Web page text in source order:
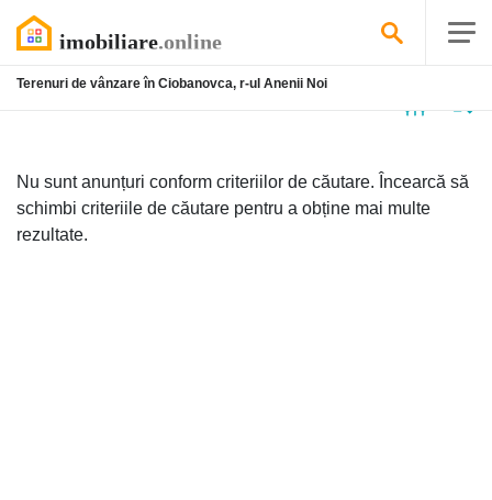
Terenuri de vânzare în Ciobanovca, r-ul Anenii Noi
Nu sunt anunțuri conform criteriilor de căutare. Încearcă să
schimbi criteriile de căutare pentru a obține mai multe
rezultate.